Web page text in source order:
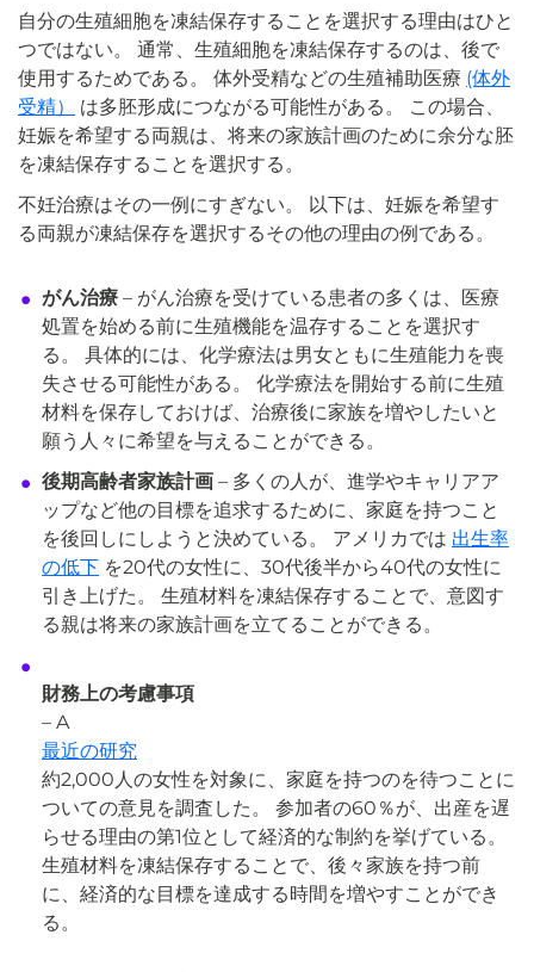
自分の生殖細胞を凍結保存することを選択する理由はひと
つではない。 通常、生殖細胞を凍結保存するのは、後で
使用するためである。 体外受精などの生殖補助医療 (体外
受精）
は多胚形成につながる可能性がある。 この場合、
妊娠を希望する両親は、将来の家族計画のために余分な胚
を凍結保存することを選択する。
不妊治療はその一例にすぎない。 以下は、妊娠を希望す
る両親が凍結保存を選択するその他の理由の例である。
がん治療 – がん治療を受けている患者の多くは、医療
処置を始める前に生殖機能を温存することを選択す
る。 具体的には、化学療法は男女ともに生殖能力を喪
失させる可能性がある。 化学療法を開始する前に生殖
材料を保存しておけば、治療後に家族を増やしたいと
願う人々に希望を与えることができる。
後期高齢者家族計画 – 多くの人が、進学やキャリアア
ップなど他の目標を追求するために、家庭を持つこと
を後回しにしようと決めている。 アメリカでは 出生率
の低下 を20代の女性に、30代後半から40代の女性に
引き上げた。 生殖材料を凍結保存することで、意図す
る親は将来の家族計画を立てることができる。
財務上の考慮事項
– A
最近の研究
約2,000人の女性を対象に、家庭を持つのを待つことに
ついての意見を調査した。 参加者の60％が、出産を遅
らせる理由の第1位として経済的な制約を挙げている。
生殖材料を凍結保存することで、後々家族を持つ前
に、経済的な目標を達成する時間を増やすことができ
る。